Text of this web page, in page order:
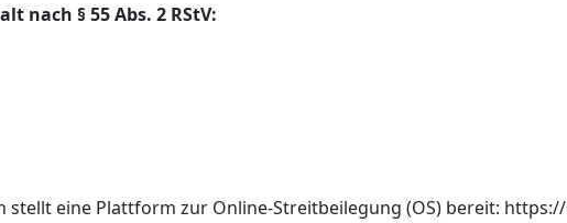
nach § 55 Abs. 2 RStV:
stellt eine Plattform zur Online-Streitbeilegung (OS) bereit: